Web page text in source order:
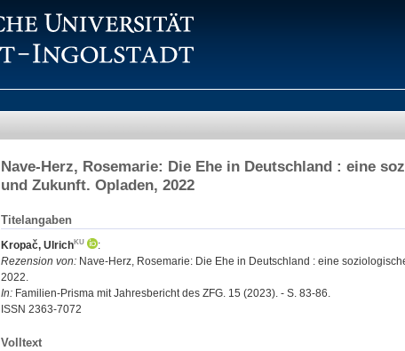
Nave-Herz, Rosemarie: Die Ehe in Deutschland : eine
und Zukunft. Opladen, 2022
Titelangaben
Kropač, Ulrich
:
Rezension von: Nave-Herz, Rosemarie: Die Ehe in Deutschland : eine
2022.
In: Familien-Prisma mit Jahresbericht des ZFG. 15 (2023). - S. 83-86.
ISSN 2363-7072
Volltext